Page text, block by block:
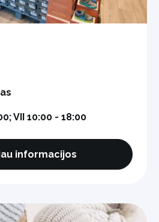
VII 10:00 - 18:00
informacijos